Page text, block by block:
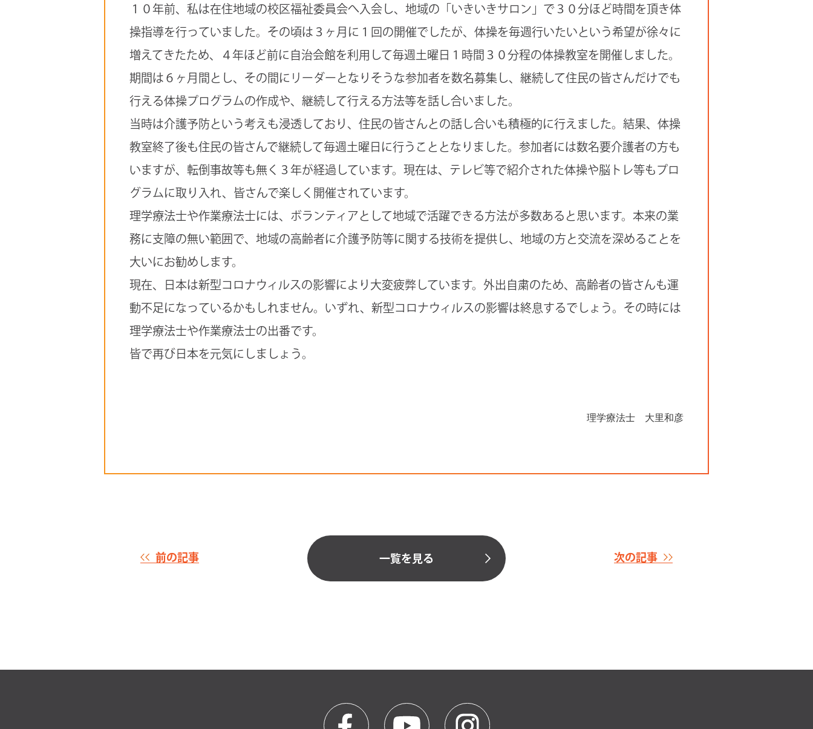
１０年前、私は在住地域の校区福祉委員会へ入会し、地域の「いきいきサロン」で３０分ほど時間を頂き体
操指導を行っていました。その頃は３ヶ月に１回の開催でしたが、体操を毎週行いたいという希望が徐々に
増えてきたため、４年ほど前に自治会館を利用して毎週土曜日１時間３０分程の体操教室を開催しました。
期間は６ヶ月間とし、その間にリーダーとなりそうな参加者を数名募集し、継続して住民の皆さんだけでも
行える体操プログラムの作成や、継続して行える方法等を話し合いました。
当時は介護予防という考えも浸透しており、住民の皆さんとの話し合いも積極的に行えました。結果、体操
教室終了後も住民の皆さんで継続して毎週土曜日に行うこととなりました。参加者には数名要介護者の方も
いますが、転倒事故等も無く３年が経過しています。現在は、テレビ等で紹介された体操や脳トレ等もプロ
グラムに取り入れ、皆さんで楽しく開催されています。
理学療法士や作業療法士には、ボランティアとして地域で活躍できる方法が多数あると思います。本来の業
務に支障の無い範囲で、地域の高齢者に介護予防等に関する技術を提供し、地域の方と交流を深めることを
大いにお勧めします。
現在、日本は新型コロナウィルスの影響により大変疲弊しています。外出自粛のため、高齢者の皆さんも運
動不足になっているかもしれません。いずれ、新型コロナウィルスの影響は終息するでしょう。その時には
理学療法士や作業療法士の出番です。
皆で再び日本を元気にしましょう。
理学療法士 大里和彦
前の記事 一覧を見る 次の記事